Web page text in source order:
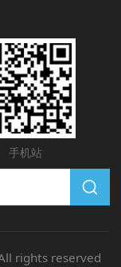
手机站
rights reserved